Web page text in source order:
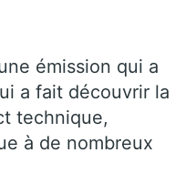
émission qui a
a fait découvrir la
technique,
à de nombreux